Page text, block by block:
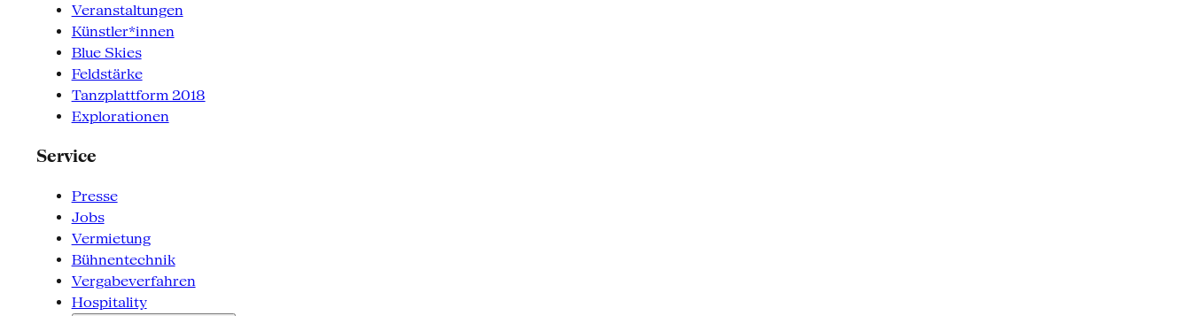
Veranstaltungen
Künstler*innen
Blue Skies
Feldstärke
Tanzplattform 2018
Explorationen
Service
Presse
Jobs
Vermietung
Bühnentechnik
Vergabeverfahren
Hospitality